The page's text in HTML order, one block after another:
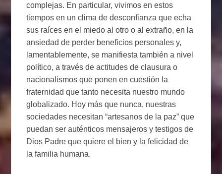
complejas. En particular, vivimos en estos
tiempos en un clima de desconfianza que echa
sus raíces en el miedo al otro o al extraño, en la
ansiedad de perder beneficios personales y,
lamentablemente, se manifiesta también a nivel
político, a través de actitudes de clausura o
nacionalismos que ponen en cuestión la
fraternidad que tanto necesita nuestro mundo
globalizado. Hoy más que nunca, nuestras
sociedades necesitan “artesanos de la paz” que
puedan ser auténticos mensajeros y testigos de
Dios Padre que quiere el bien y la felicidad de
la familia humana.